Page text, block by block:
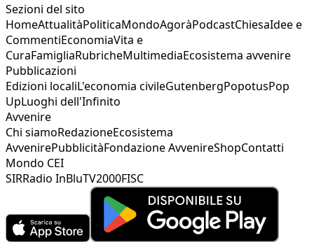
Sezioni del sito
HomeAttualitàPoliticaMondoAgoràPodcastChiesaIdee e
CommentiEconomiaVita e
CuraFamigliaRubricheMultimediaEcosistema avvenire
Pubblicazioni
Edizioni localiL'economia civileGutenbergPopotusPop
UpLuoghi dell'Infinito
Avvenire
Chi siamoRedazioneEcosistema
AvvenirePubblicitàFondazione AvvenireShopContatti
Mondo CEI
SIRRadio InBluTV2000FISC